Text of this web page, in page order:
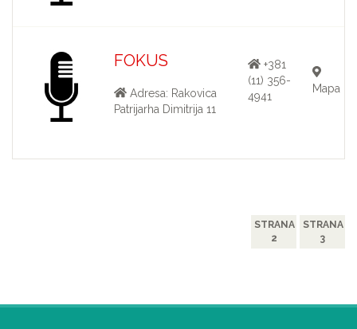
FOKUS
Adresa: Rakovica
Patrijarha Dimitrija 11
+381
(11) 356-
4941
Mapa
STRANA
2
STRANA
3